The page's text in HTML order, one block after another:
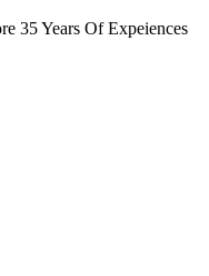
35 Years Of Expeiences